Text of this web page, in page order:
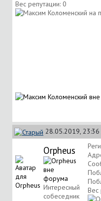
Вес репутации: 0
28.05.2019, 23:36
Orpheus
Интересный
собеседник
Вес